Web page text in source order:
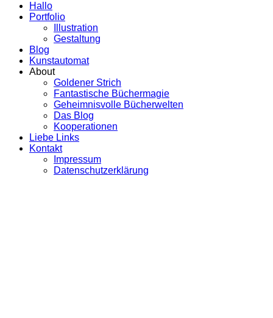
Hallo
Portfolio
Illustration
Gestaltung
Blog
Kunstautomat
About
Goldener Strich
Fantastische Büchermagie
Geheimnisvolle Bücherwelten
Das Blog
Kooperationen
Liebe Links
Kontakt
Impressum
Datenschutzerklärung